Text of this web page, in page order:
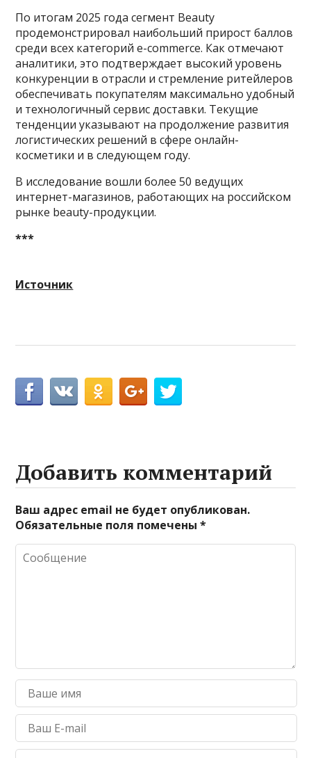
По итогам 2025 года сегмент Beauty
продемонстрировал наибольший прирост баллов
среди всех категорий e-commerce. Как отмечают
аналитики, это подтверждает высокий уровень
конкуренции в отрасли и стремление ритейлеров
обеспечивать покупателям максимально удобный
и технологичный сервис доставки. Текущие
тенденции указывают на продолжение развития
логистических решений в сфере онлайн-
косметики и в следующем году.
В исследование вошли более 50 ведущих
интернет-магазинов, работающих на российском
рынке beauty-продукции.
***
Источник
Добавить комментарий
Ваш адрес email не будет опубликован.
Обязательные поля помечены*